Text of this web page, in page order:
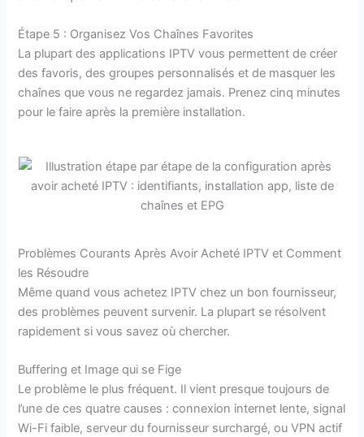
Étape 5 : Organisez Vos Chaînes Favorites
La plupart des applications IPTV vous permettent de créer
des favoris, des groupes personnalisés et de masquer les
chaînes que vous ne regardez jamais. Prenez cinq minutes
pour le faire après la première installation.
Problèmes Courants Après Avoir Acheté IPTV et Comment
les Résoudre
Même quand vous achetez IPTV chez un bon fournisseur,
des problèmes peuvent survenir. La plupart se résolvent
rapidement si vous savez où chercher.
Buffering et Image qui se Fige
Le problème le plus fréquent. Il vient presque toujours de
l’une de ces quatre causes : connexion internet lente, signal
Wi-Fi faible, serveur du fournisseur surchargé, ou VPN actif